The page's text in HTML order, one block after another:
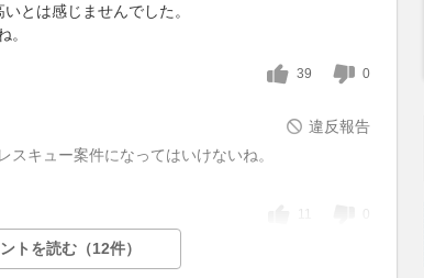
とは感じませんでした。
。
39 0
違反報告
キュー案件になってはいけないね。
11
トを読む（12件）